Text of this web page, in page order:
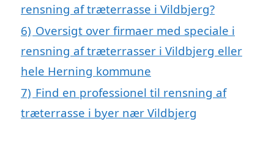
rensning af træterrasse i Vildbjerg?
6) Oversigt over firmaer med speciale i
rensning af træterrasser i Vildbjerg eller
hele Herning kommune
7) Find en professionel til rensning af
træterrasse i byer nær Vildbjerg